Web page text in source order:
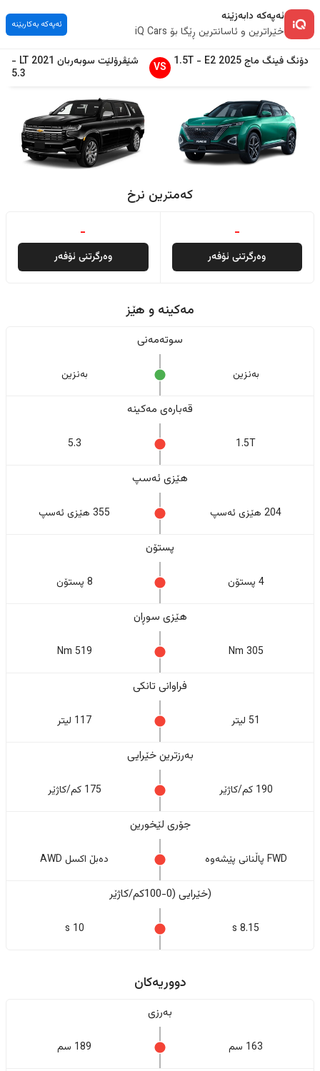
ئەپەکە دابەزێنە
خێراترین و ئاسانترین ڕێگا بۆ iQ Cars
ئەپەکە بەکاربێنە
دۆنگ فینگ ماج2025
E2
-
1.5T
VS شێڤرۆلێت سوبەربان 2021
LT
-
5.3
کەمترین نرخ
-
وەرگرتنی ئۆفەر
-
وەرگرتنی ئۆفەر
مەکینە و هێز
سوتەمەنی
بەنزین بەنزین
قەبارەی مەکینە
1.5T
5.3
هێزی ئەسپ
204 هێزی ئەسپ 355 هێزی ئەسپ
پستۆن
4 پستۆن 8 پستۆن
هێزی سوڕان
305 Nm
519 Nm
فراوانی تانکی
51 لیتر 117 لیتر
بەرزترین خێرایی
190 کم/کاژێر 175 کم/کاژێر
جۆری لێخورین
FWD پاڵنانی پێشەوە دەبڵ اکسل AWD
(خێرایی (0-100کم/کاژێر
8.15 s
10 s
دووریەکان
بەرزی
163 سم 189 سم